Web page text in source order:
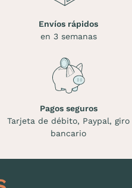
Envíos rápidos
en 3 semanas
Pagos seguros
Tarjeta de débito, Paypal, giro
bancario